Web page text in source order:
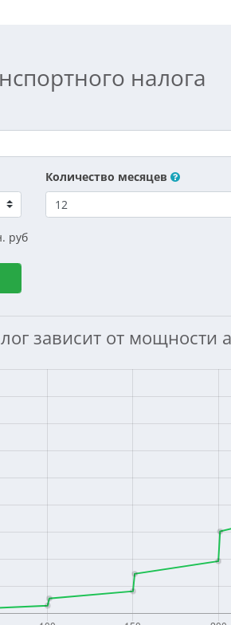
налога
Количество месяцев
руб
зависит от мощности